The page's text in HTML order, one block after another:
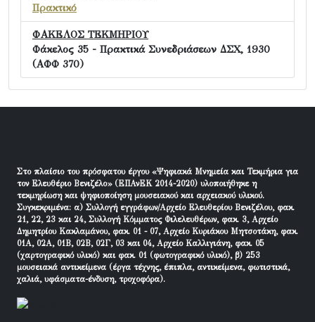
Πρακτικό
ΦΑΚΕΛΟΣ ΤΕΚΜΗΡΙΟΥ
Φάκελος 35 - Πρακτικά Συνεδριάσεων ΔΣΧ, 1930
(ΑΦΦ 370)
Στο πλαίσιο του πρόσφατου έργου «Ψηφιακά Μνημεία και Τεκμήρια για
τον Ελευθέριο Βενιζέλο» (ΕΠΑνΕΚ 2014-2020) υλοποιήθηκε η
τεκμηρίωση και ψηφιοποίηση μουσειακού και αρχειακού υλικού.
Συγκεκριμένα: α) Συλλογή εγγράφων/Αρχείο Ελευθερίου Βενιζέλου, φακ.
21, 22, 23 και 24, Συλλογή Κόμματος Φιλελευθέρων, φακ. 3, Αρχείο
Δημητρίου Κακλαμάνου, φακ. 01 - 07, Αρχείο Κυριάκου Μητσοτάκη, φακ.
01Α, 02Α, 01Β, 02Β, 02Γ, 03 και 04, Αρχείο Καλλιγιάνη, φακ. 05
(χαρτογραφικό υλικό) και φακ. 01 (φωτογραφικό υλικό), β) 253
μουσειακά αντικείμενα (έργα τέχνης, έπιπλα, αντικείμενα, φωτιστικά,
χαλιά, υφάσματα-ένδυση, τροχοφόρα).